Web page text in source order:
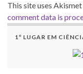
This site uses
comment data is
1º LUGAR EM